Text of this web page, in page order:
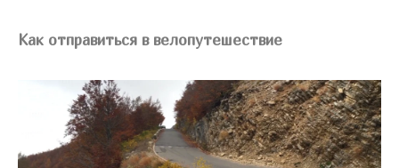
Как отправиться в велопутешествие